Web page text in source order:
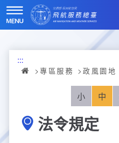
跳
到
主
要
最新消息
採購公告
關於我們
組織沿革
服務範疇
重大施政計畫
:::
專區服務
政風園地
小 中
法令規定